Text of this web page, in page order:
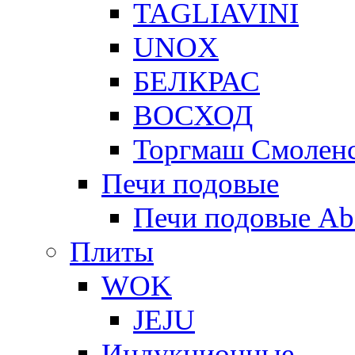
TAGLIAVINI
UNOX
БЕЛКРАС
ВОСХОД
Торгмаш
Печи подовые
Печи подовые
Плиты
WOK
JEJU